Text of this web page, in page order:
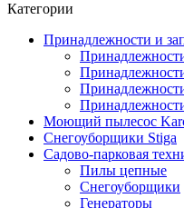
Категории
Принадлежности и
Моющий пылесос
Снегоуборщики Stiga
Садово-парковая
Пилы цепные
Снегоуборщики
Генераторы